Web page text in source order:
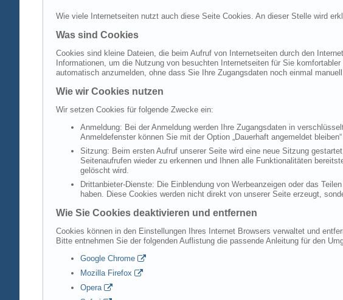
Wie viele Internetseiten nutzt auch diese Seite Cookies. An dieser Stelle wird
Was sind Cookies
Cookies sind kleine Dateien, die beim Aufruf von Internetseiten durch den
Informationen, um die Nutzung von besuchten Internetseiten für Sie
automatisch anzumelden, ohne dass Sie Ihre Zugangsdaten noch einmal
Wie wir Cookies nutzen
Wir setzen Cookies für folgende Zwecke ein:
Anmeldung: Bei der Anmeldung werden Ihre Zugangsdaten in
Anmeldefenster können Sie mit der Option „Dauerhaft angemeldet
Sitzung: Beim ersten Aufruf unserer Seite wird eine neue Sitzung
Seitenaufrufen wieder zu erkennen und Ihnen alle Funktionalitäten
gelöscht wird.
Drittanbieter-Dienste: Die Einblendung von Werbeanzeigen oder das
haben. Diese Cookies werden nicht direkt von unserer Seite erzeugt,
Wie Sie Cookies deaktivieren und entfernen
Cookies können in den Einstellungen Ihres Internet Browsers verwaltet und
Bitte entnehmen Sie der folgenden Auflistung die passende Anleitung für den
Google Chrome
Mozilla Firefox
Opera